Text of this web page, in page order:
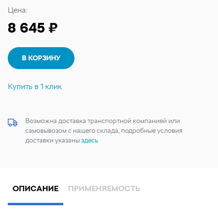
Цена:
8 645 ₽
В КОРЗИНУ
Купить в 1 клик
Возможна доставка транспортной компанией или
самовывозом с нашего склада, подробные условия
доставки указаныздесь
ОПИСАНИЕ ПРИМЕНЯЕМОСТЬ